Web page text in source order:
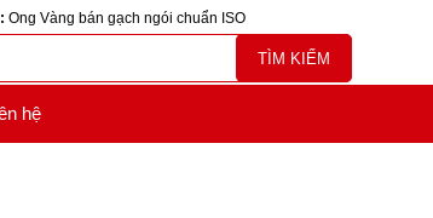
Ong Vàng bán gạch ngói chuẩn ISO
TÌM KIẾM
hệ